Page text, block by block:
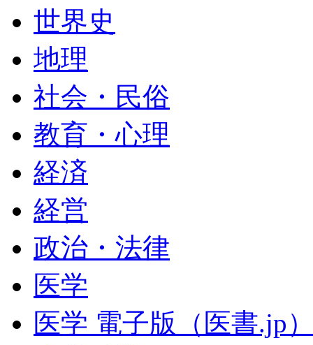
世界史
地理
社会・民俗
教育・心理
経済
経営
政治・法律
医学
医学 電子版（医書.jp